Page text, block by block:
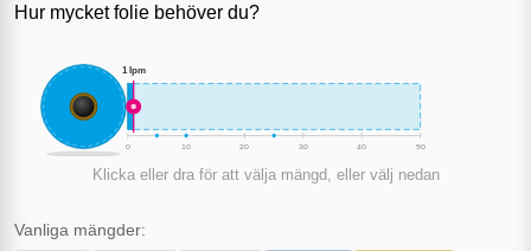
Hur mycket folie behöver du?
1 lpm
0 10 20 30 40 50
Klicka eller dra för att välja mängd, eller välj nedan
Vanliga mängder: